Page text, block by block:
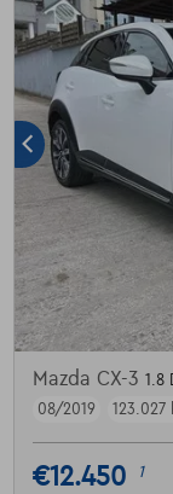
Mazda CX-3 1.8
08/2019
123.027
€12.450 1